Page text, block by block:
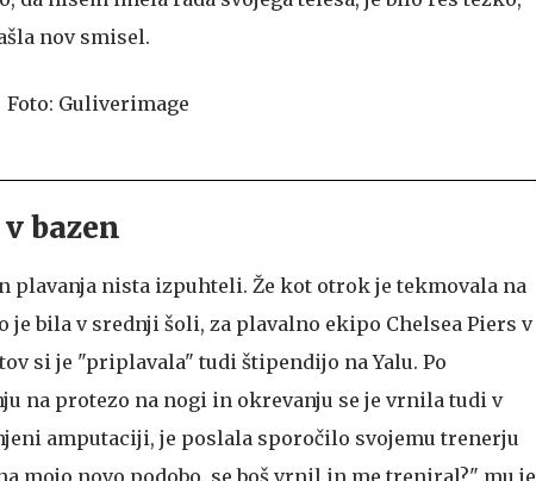
nov smisel.
bazen
plavanja nista izpuhteli. Že kot otrok je tekmovala na
bila v srednji šoli, za plavalno ekipo Chelsea Piers v
si je "priplavala" tudi štipendijo na Yalu. Po
na protezo na nogi in okrevanju se je vrnila tudi v
amputaciji, je poslala sporočilo svojemu trenerju
mojo novo podobo, se boš vrnil in me treniral?" mu je